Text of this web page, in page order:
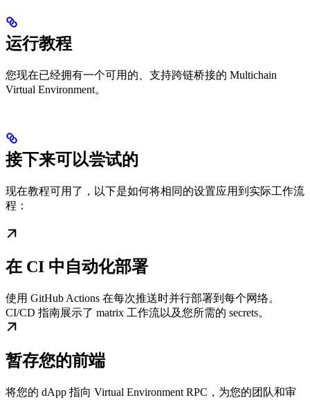
运行教程
您现在已经拥有一个可用的、支持跨链桥接的 Multichain
Virtual Environment。
接下来可以尝试的
现在教程可用了，以下是如何将相同的设置应用到实际工作流
程：
在 CI 中自动化部署
使用 GitHub Actions 在每次推送时并行部署到每个网络。
CI/CD 指南展示了 matrix 工作流以及您所需的 secrets。
暂存您的前端
将您的 dApp 指向 Virtual Environment RPC，为您的团队和审